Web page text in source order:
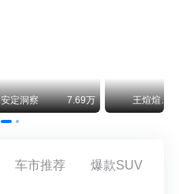
安定洞察 7.69万 王煊煊的爱车日记
车市推荐 爆款SUV